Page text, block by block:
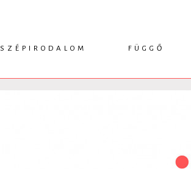
SZÉPIRODALOM
VERS
FÜGGŐ
KRITIKA